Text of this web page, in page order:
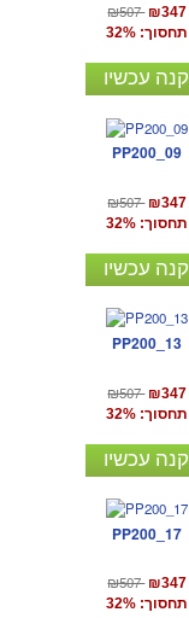
₪507 ₪347
תחסוך: 32%
קנה עכשיו
PP200_09
₪507 ₪347
תחסוך: 32%
קנה עכשיו
PP200_13
₪507 ₪347
תחסוך: 32%
קנה עכשיו
PP200_17
₪507 ₪347
תחסוך: 32%